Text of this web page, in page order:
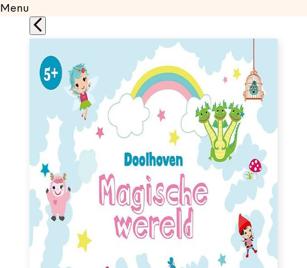
Menu
Wat is je e-mailadres?*
Aanmelden
We gebruiken je gegevens om contact op te nemen, in
overeenstemming met ons
privacybeleid.